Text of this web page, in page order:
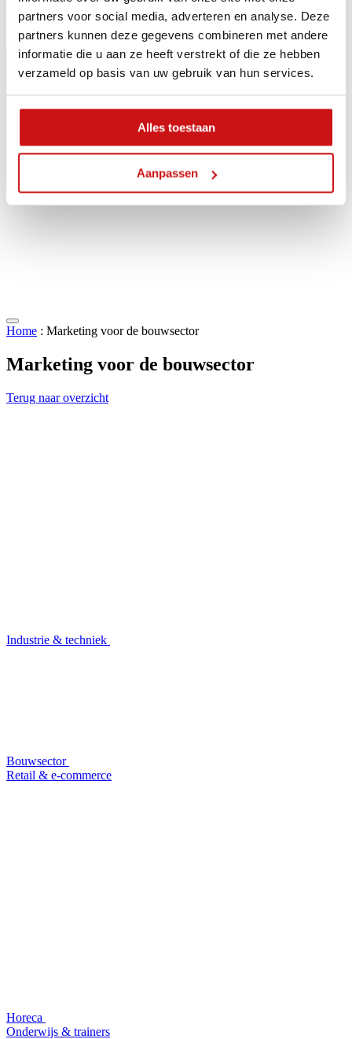
partners voor social media, adverteren en analyse. Deze
partners kunnen deze gegevens combineren met andere
informatie die u aan ze heeft verstrekt of die ze hebben
verzameld op basis van uw gebruik van hun services.
Alles toestaan
Aanpassen
Home : Marketing voor de bouwsector
Marketing voor de bouwsector
Terug naar overzicht
Industrie & techniek
Bouwsector
Retail & e-commerce
Horeca
Onderwijs & trainers